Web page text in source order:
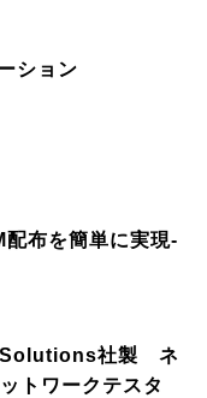
ション
配布を簡単に実現-
Solutions社製 ネ
トワークテスタ